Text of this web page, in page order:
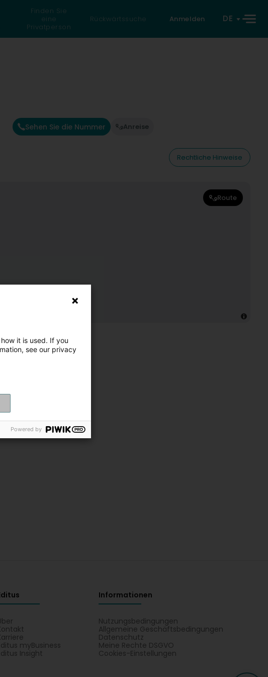
Finden Sie
eine
Privatperson
Rückwärtssuche Anmelden DE
Sehen Sie die Nummer Anreise
Rechtliche Hinweise
Route
myBusiness
Insight
Informationen
Nutzungsbedingungen
Allgemeine Geschäftsbedingungen
Datenschutz
Meine Rechte DSGVO
Cookies-Einstellungen
it is used. If you
see our privacy
Powered by